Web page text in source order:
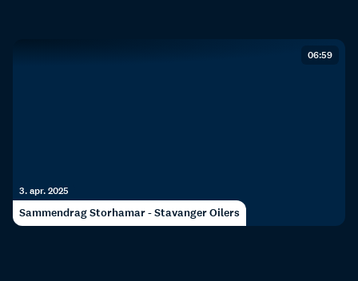
06:59
3. apr. 2025
Sammendrag Storhamar - Stavanger Oilers